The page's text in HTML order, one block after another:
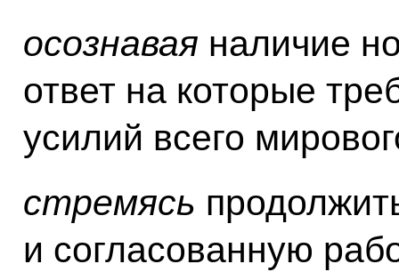
осознавая наличие
ответ на которые
усилий всего
стремясь
и согласованную